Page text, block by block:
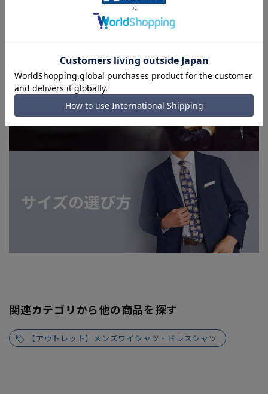
急ぎ発送のご注文につきましても、ご注文のタイミングによっ
てはお急ぎ発送サービスを選択できない場合がございます。)
関連カテゴリから他の商品を探す
【アウトレット】メンズワイシャツ・ドレスシャツ